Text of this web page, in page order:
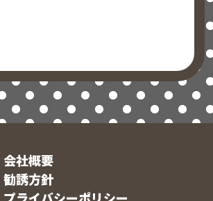
会社概要
勧誘方針